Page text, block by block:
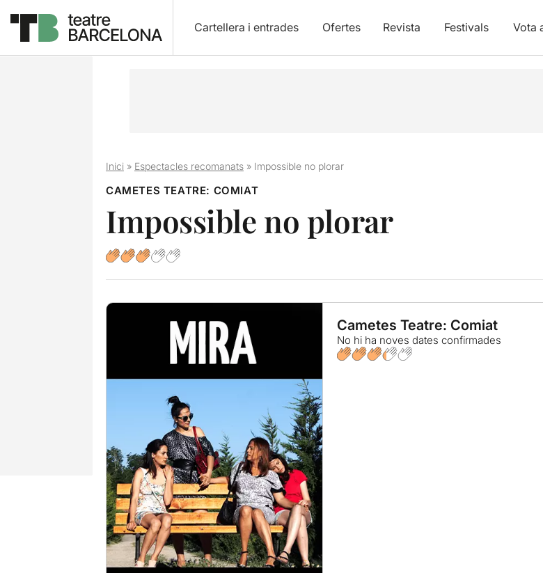
Cartellera i entrades Ofertes Revista Festivals Vota
Inici» Espectacles recomanats» Impossible no plorar
CAMETES TEATRE: COMIAT
Impossible no plorar
Cametes Teatre: Comiat
No hi ha noves dates confirmades